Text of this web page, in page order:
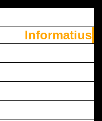
Informatius